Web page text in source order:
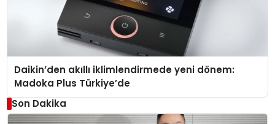
Daikin’den akıllı iklimlendirmede yeni dönem:
Madoka Plus Türkiye’de
Son Dakika